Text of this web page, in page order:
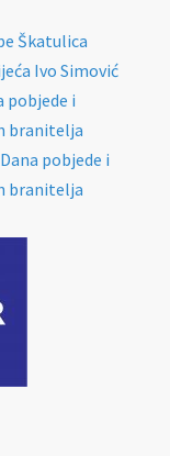
Škatulica
Ivo Simović
pobjede i
branitelja
pobjede i
branitelja